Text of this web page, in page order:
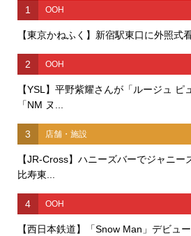
1 OOH
【東京かねふく】新宿駅東口に外照式
2 OOH
【YSL】平野紫耀さんが「ルージュ ピ
「NM ヌ...
3 店舗・施設
【JR-Cross】ハニーズバーでジャニ
比寿東...
4 OOH
【西日本鉄道】「Snow Man」デビュ